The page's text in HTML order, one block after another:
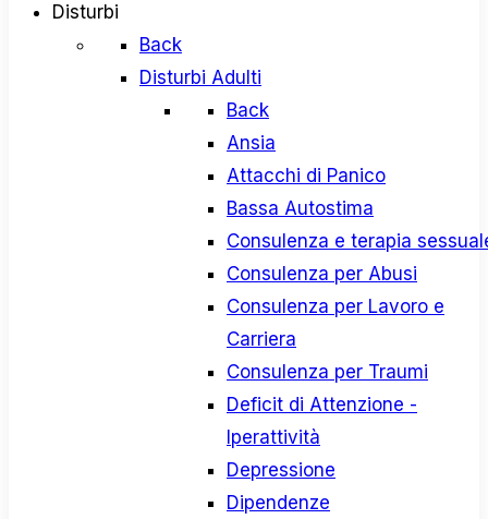
Disturbi
Back
Disturbi Adulti
Back
Ansia
Attacchi di Panico
Bassa Autostima
Consulenza e terapia
Consulenza per Abusi
Consulenza per Lavoro e
Carriera
Consulenza per Traumi
Deficit di Attenzione -
Iperattività
Depressione
Dipendenze